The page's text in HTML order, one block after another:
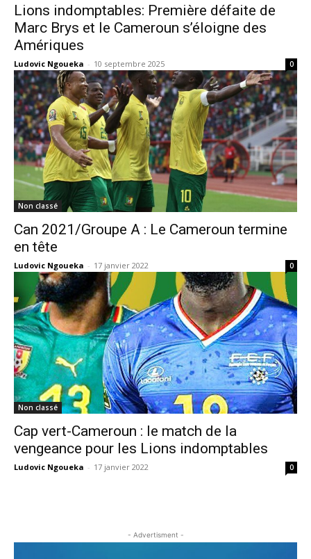
Lions indomptables: Première défaite de
Marc Brys et le Cameroun s’éloigne des
Amériques
Ludovic Ngoueka - 10 septembre 2025 0
Non classé
Can 2021/Groupe A : Le Cameroun termine
en tête
Ludovic Ngoueka - 17 janvier 2022 0
Non classé
Cap vert-Cameroun : le match de la
vengeance pour les Lions indomptables
Ludovic Ngoueka - 17 janvier 2022 0
- Advertisment -